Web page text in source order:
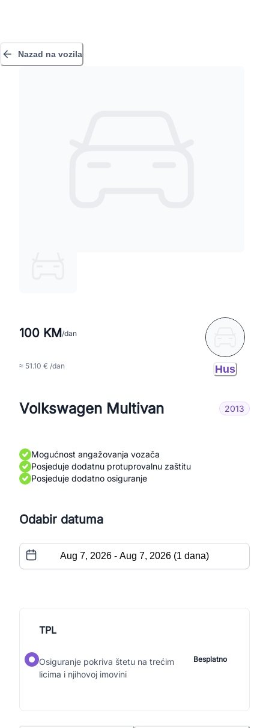
Nazad na vozila
100 KM/dan
≈ 51.10 € /dan Hus
Volkswagen Multivan 2013
Mogućnost angažovanja vozača
Posjeduje dodatnu protuprovalnu zaštitu
Posjeduje dodatno osiguranje
Odabir datuma
TPL
Osiguranje pokriva štetu na trećim
licima i njihovoj imovini
Besplatno